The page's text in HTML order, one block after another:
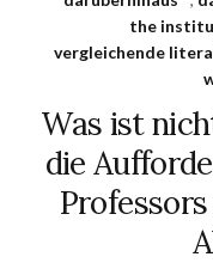
the
vergleichende
Was ist
die